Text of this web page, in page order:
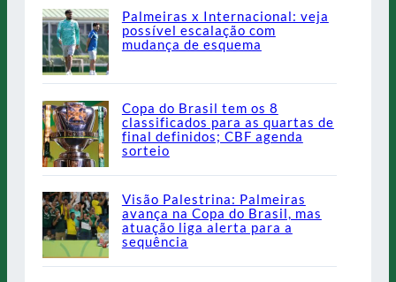
Palmeiras x Internacional: veja
possível escalação com
mudança de esquema
Copa do Brasil tem os 8
classificados para as quartas de
final definidos; CBF agenda
sorteio
Visão Palestrina: Palmeiras
avança na Copa do Brasil, mas
atuação liga alerta para a
sequência